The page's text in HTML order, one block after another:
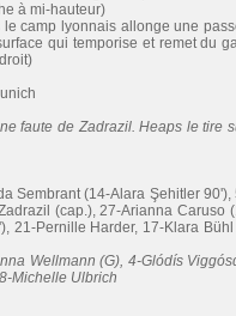
à mi-hauteur)
camp lyonnais allonge une
qui temporise et remet du
faute de Zadrazil. Heaps le tire
Sembrant (14-Alara Şehitler
(cap.), 27-Arianna Caruso
21-Pernille Harder, 17-Klara
Wellmann (G), 4-Glódís
Michelle Ulbrich